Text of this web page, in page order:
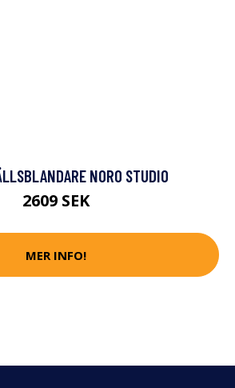
NORO STUDIO
2609 SEK
MER INFO!